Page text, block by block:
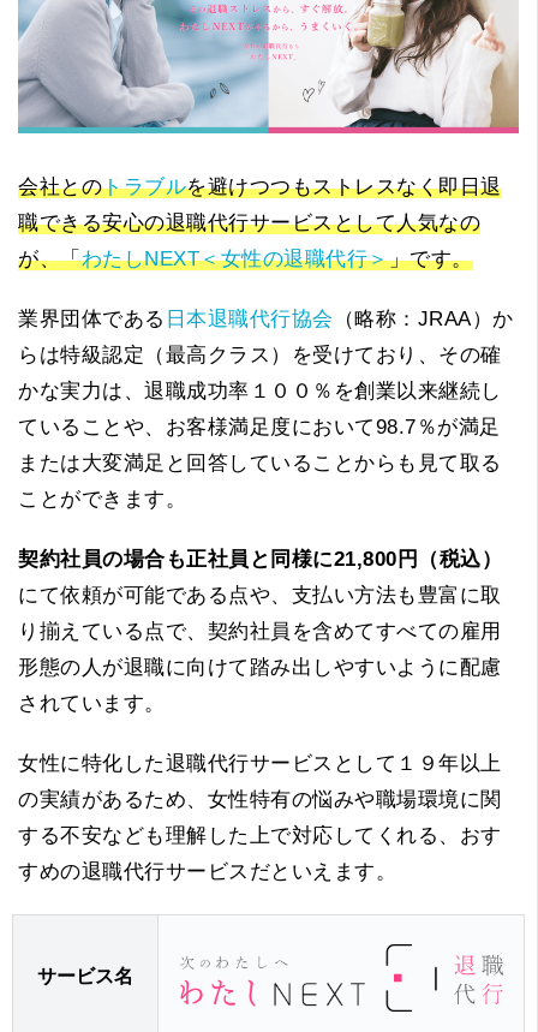
会社とのトラブルを避けつつもストレスなく即日退
職できる安心の退職代行サービスとして人気なの
が、「わたしNEXT＜女性の退職代行＞」です。
業界団体である 日本退職代行協会 （略称：JRAA）か
らは特級認定（最高クラス）を受けており、その確
かな実力は、退職成功率１００％を創業以来継続し
ていることや、お客様満足度において98.7％が満足
または大変満足と回答していることからも見て取る
ことができます。
契約社員の場合も正社員と同様に21,800円（税込）
にて依頼が可能である点や、支払い方法も豊富に取
り揃えている点で、契約社員を含めてすべての雇用
形態の人が退職に向けて踏み出しやすいように配慮
されています。
女性に特化した退職代行サービスとして１９年以上
の実績があるため、女性特有の悩みや職場環境に関
する不安なども理解した上で対応してくれる、おす
すめの退職代行サービスだといえます。
サービス名